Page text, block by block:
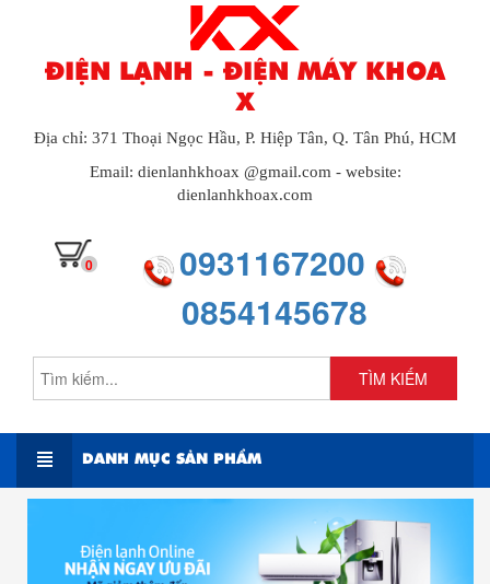
ĐIỆN LẠNH - ĐIỆN MÁY KHOA
X
Địa chỉ: 371 Thoại Ngọc Hầu, P. Hiệp Tân, Q. Tân Phú, HCM
Email: dienlanhkhoax @gmail.com - website:
dienlanhkhoax.com
0
0931167200
0854145678
TÌM KIẾM
DANH MỤC SẢN PHẨM